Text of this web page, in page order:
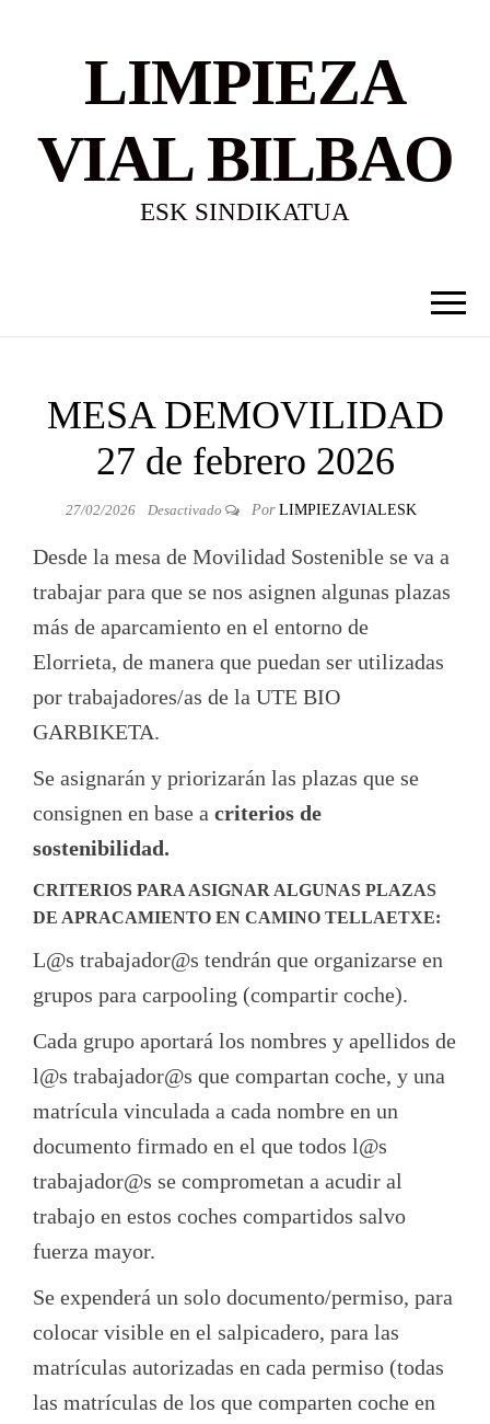
LIMPIEZA
VIAL BILBAO
ESK SINDIKATUA
MESA DEMOVILIDAD
27 de febrero 2026
27/02/2026 Desactivado Por LIMPIEZAVIALESK
Desde la mesa de Movilidad Sostenible se va a
trabajar para que se nos asignen algunas plazas
más de aparcamiento en el entorno de
Elorrieta, de manera que puedan ser utilizadas
por trabajadores/as de la UTE BIO
GARBIKETA.
Se asignarán y priorizarán las plazas que se
consignen en base a criterios de
sostenibilidad.
CRITERIOS PARA ASIGNAR ALGUNAS PLAZAS
DE APRACAMIENTO EN CAMINO TELLAETXE:
L@s trabajador@s tendrán que organizarse en
grupos para carpooling (compartir coche).
Cada grupo aportará los nombres y apellidos de
l@s trabajador@s que compartan coche, y una
matrícula vinculada a cada nombre en un
documento firmado en el que todos l@s
trabajador@s se comprometan a acudir al
trabajo en estos coches compartidos salvo
fuerza mayor.
Se expenderá un solo documento/permiso, para
colocar visible en el salpicadero, para las
matrículas autorizadas en cada permiso (todas
las matrículas de los que comparten coche en